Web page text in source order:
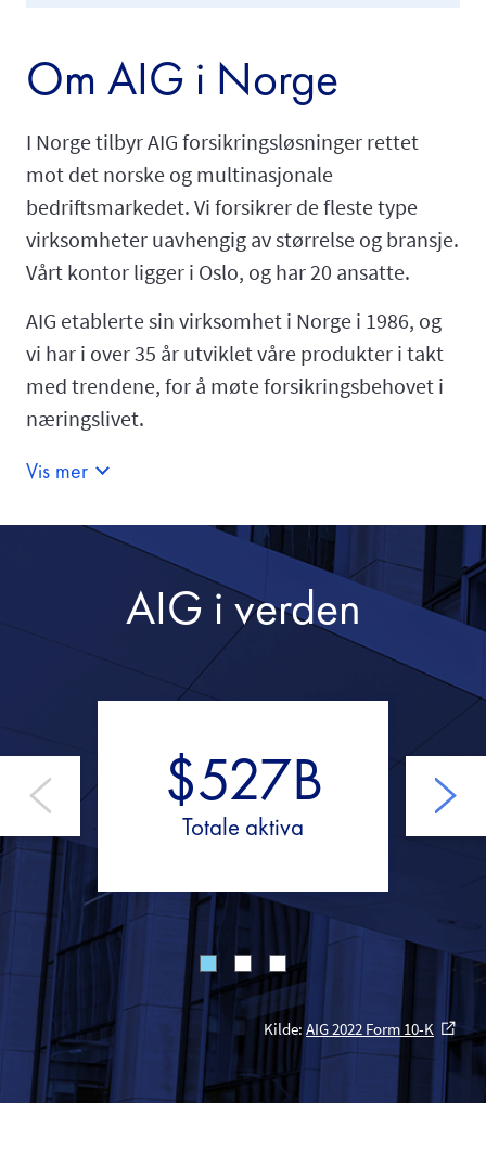
Om AIG i Norge
I Norge tilbyr AIG forsikringsløsninger rettet
mot det norske og multinasjonale
bedriftsmarkedet. Vi forsikrer de fleste type
virksomheter uavhengig av størrelse og bransje.
Vårt kontor ligger i Oslo, og har 20 ansatte.
AIG etablerte sin virksomhet i Norge i 1986, og
vi har i over 35 år utviklet våre produkter i takt
med trendene, for å møte forsikringsbehovet i
næringslivet.
Vis mer
AIG i verden
$527B
Totale aktiva
Kilde:AIG 2022 Form 10-K external_link